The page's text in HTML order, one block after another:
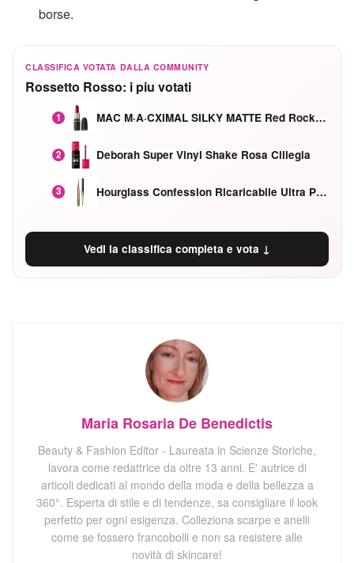
borse.
CLASSIFICA VOTATA DALLA COMMUNITY
Rossetto Rosso: i piu votati
1 MAC M·A·CXIMAL SILKY MATTE Red Rock mat
2 Deborah Super Vinyl Shake Rosa Ciliegia
3 Hourglass Confession Ricaricabile Ultra Preciso Ad Alta Intensità Secretly Classic Red
Vedi la classifica completa e vota ↓
Maria Rosaria De Benedictis
Beauty & Fashion Editor - Laureata in Scienze Storiche,
lavora come redattrice da oltre 13 anni. E' autrice di
articoli dedicati al mondo della moda e della bellezza a
360°. Esperta di stile e di tendenze, sa consigliare il look
perfetto per ogni esigenza. Colleziona scarpe e anelli
come se fossero francobolli e non sa resistere alle
novità di skincare!